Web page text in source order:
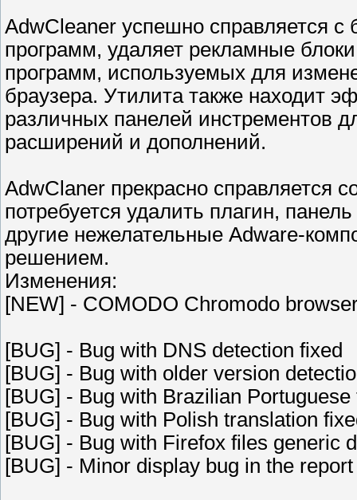
AdwCleaner успешно справляется
программ, удаляет рекламные
программ, используемых для
браузера. Утилита также находит
различных панелей инстрементов
расширений и дополнений.
AdwClaner прекрасно справляется
потребуется удалить плагин,
другие нежелательные Adware-
решением.
Изменения:
[NEW] - COMODO Chromodo
[BUG] - Bug with DNS detection fixed
[BUG] - Bug with older version
[BUG] - Bug with Brazilian
[BUG] - Bug with Polish translation
[BUG] - Bug with Firefox files generic
[BUG] - Minor display bug in the